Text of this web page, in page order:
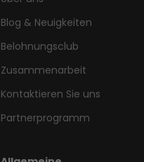
Blog & Neuigkeiten
Belohnungsclub
Zusammenarbeit
Kontaktieren Sie uns
Partnerprogramm